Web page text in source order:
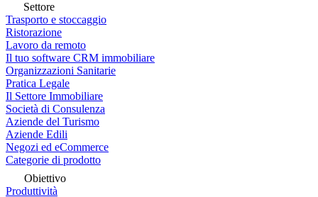
Settore
Trasporto e stoccaggio
Ristorazione
Lavoro da remoto
Il tuo software CRM immobiliare
Organizzazioni Sanitarie
Pratica Legale
Il Settore Immobiliare
Società di Consulenza
Aziende del Turismo
Aziende Edili
Negozi ed eCommerce
Categorie di prodotto
Obiettivo
Produttività